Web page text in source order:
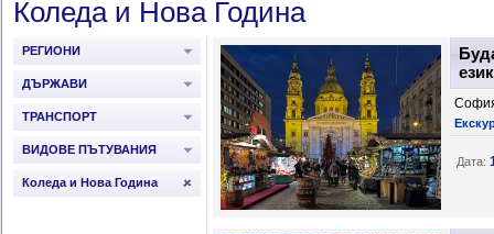
Коледа и Нова Година
РЕГИОНИ
ДЪРЖАВИ
ТРАНСПОРТ
ВИДОВЕ ПЪТУВАНИЯ
Коледа и Нова Година
Дата: